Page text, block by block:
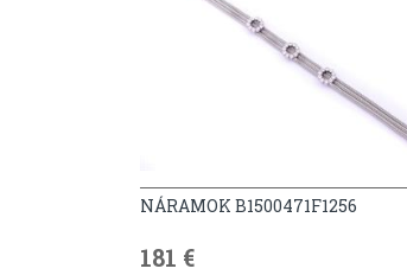
NÁRAMOK B1500471F1256
181 €